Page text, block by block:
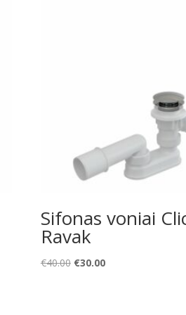
Sifonas voniai
Ravak
€40.00 Original
€30.00Current